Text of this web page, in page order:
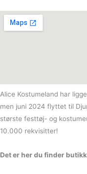
Alice Kostumeland har ligget på Trøjborg i det
men juni 2024 flyttet til
største festtøj- og
10.000 rekvisitter!
Det er her du finder